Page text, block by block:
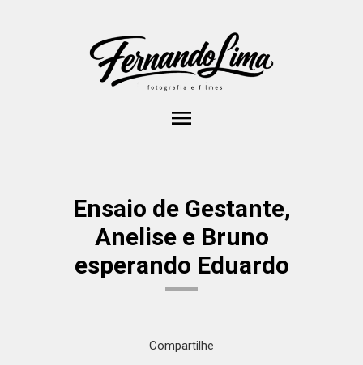
menu
Ensaio de Gestante,
Anelise e Bruno
esperando Eduardo
Compartilhe